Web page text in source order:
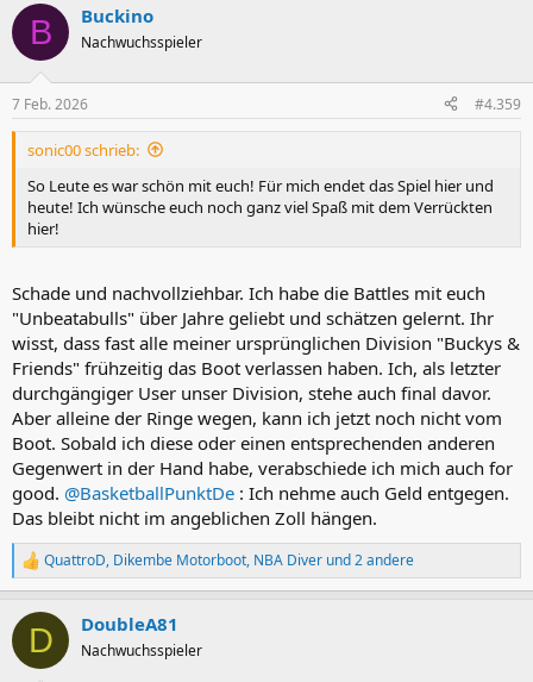
k
i
e
n
B Buckino
Nachwuchsspieler
7 Feb. 2026 #4.359
sonic00 schrieb:
So Leute es war schön mit euch! Für mich endet das Spiel hier und
heute! Ich wünsche euch noch ganz viel Spaß mit dem Verrückten
hier!
Schade und nachvollziehbar. Ich habe die Battles mit euch
"Unbeatabulls" über Jahre geliebt und schätzen gelernt. Ihr
wisst, dass fast alle meiner ursprünglichen Division "Buckys &
Friends" frühzeitig das Boot verlassen haben. Ich, als letzter
durchgängiger User unser Division, stehe auch final davor.
Aber alleine der Ringe wegen, kann ich jetzt noch nicht vom
Boot. Sobald ich diese oder einen entsprechenden anderen
Gegenwert in der Hand habe, verabschiede ich mich auch for
good. @BasketballPunktDe : Ich nehme auch Geld entgegen.
Das bleibt nicht im angeblichen Zoll hängen.
R
e
k
i
QuattroD, Dikembe Motorboot, NBA Diver und 2 andere
D DoubleA81
Nachwuchsspieler